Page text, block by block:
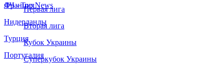
Франция
Нидерланды
Турция
Португалия
ЛЧ - Top News
Первая лига
Вторая лига
Кубок Украины
Суперкубок Украины